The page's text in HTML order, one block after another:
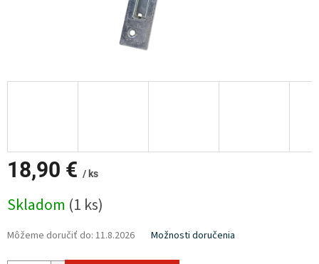
18,90 € / ks
cena:
Skladom (1 ks)
Môžeme doručiť do: 11.8.2026 Možnosti doručenia